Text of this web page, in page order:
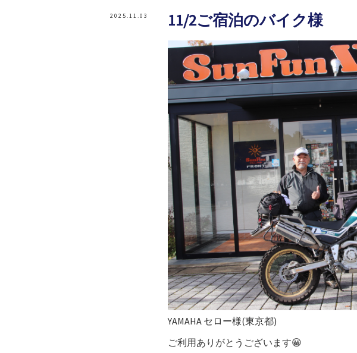
2025.11.03 11/2ご宿泊のバイク様
YAMAHA セロー様(東京都)
ご利用ありがとうございます😀